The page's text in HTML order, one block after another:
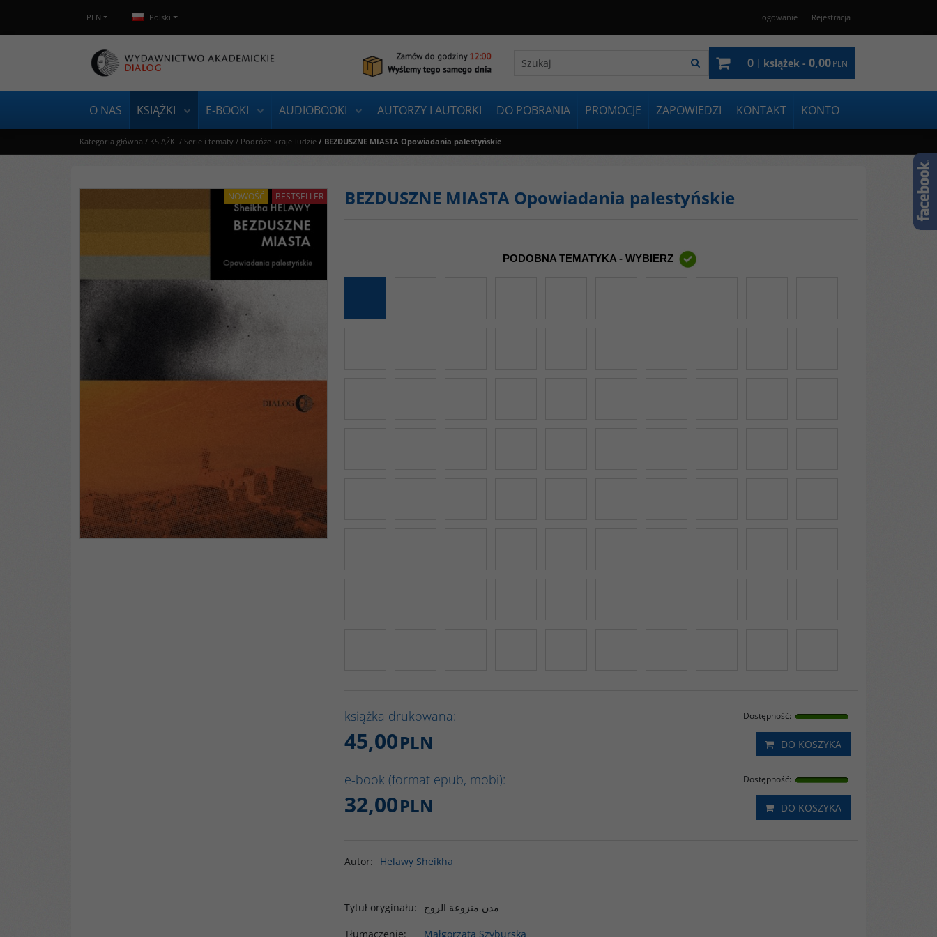
PLN Polski Logowanie Rejestracja
0 | książek - 0,00PLN
O NAS KSIĄŻKI E-BOOKI AUDIOBOOKI AUTORZY I AUTORKI DO POBRANIA PROMOCJE ZAPOWIEDZI KONTAKT KONTO
Kategoria główna / KSIĄŻKI / Serie i tematy / Podróże-kraje-ludzie / BEZDUSZNE MIASTA Opowiadania palestyńskie
NOWOŚĆ BESTSELLER BEZDUSZNE MIASTA Opowiadania palestyńskie
PODOBNA TEMATYKA - WYBIERZ
książka drukowana: Dostępność:
45,00PLN DO KOSZYKA
e-book (format epub, mobi): Dostępność:
32,00PLN DO KOSZYKA
Autor: Helawy Sheikha
Tytuł oryginału:
مدن منزوعة الروح
Tłumaczenie:
Małgorzata Szyburska